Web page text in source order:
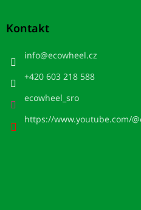
Kontakt
info@ecowheel.cz
+420 603 218 588
ecowheel_sro
https://www.youtube.com/